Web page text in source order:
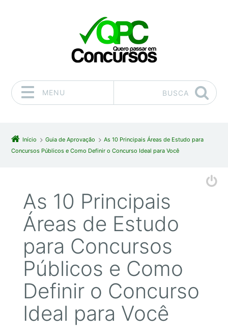
MENU BUSCA
Início Guia de Aprovação
As 10 Principais Áreas de Estudo para
Concursos Públicos e Como Definir o Concurso Ideal para Você
As 10 Principais
Áreas de Estudo
para Concursos
Públicos e Como
Definir o Concurso
Ideal para Você